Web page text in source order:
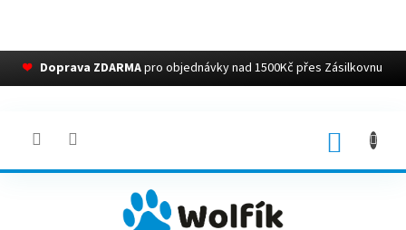
❤ Doprava ZDARMApro objednávky nad 1500Kč přes Zásilkovnu